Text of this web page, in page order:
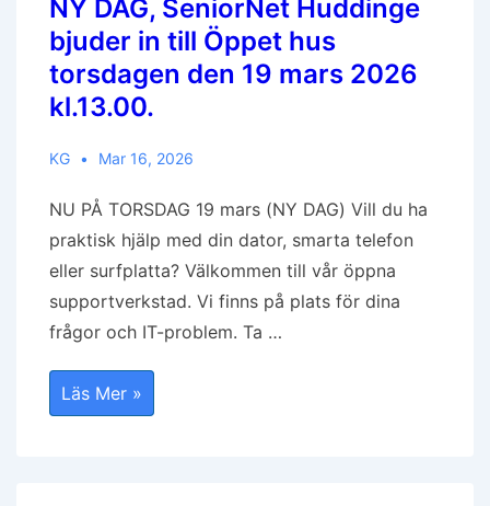
NY DAG, SeniorNet Huddinge
bjuder in till Öppet hus
torsdagen den 19 mars 2026
kl.13.00.
KG Mar 16, 2026
NU PÅ TORSDAG 19 mars (NY DAG) Vill du ha
praktisk hjälp med din dator, smarta telefon
eller surfplatta? Välkommen till vår öppna
supportverkstad. Vi finns på plats för dina
frågor och IT-problem. Ta …
NY
DAG,
SeniorNet
Läs Mer »